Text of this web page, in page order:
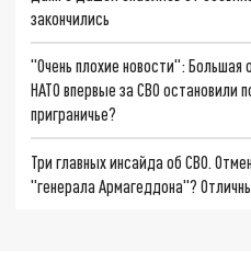
закончились
"Очень плохие новости":
НАТО впервые за СВО остановили
приграничье?
Три главных инсайда об СВО.
"генерала Армагеддона"?